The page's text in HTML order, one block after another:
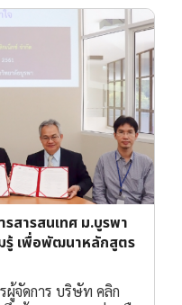
สารสนเทศ ม.บูรพา
รู้ เพื่อพัฒนาหลักสูตร
ผู้จัดการ บริษัท คลิก